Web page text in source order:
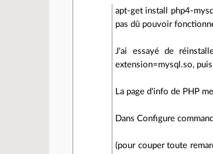
apt-get install php4-
pas dû pouvoir
J'ai essayé de
extension=mysql.so,
La page d'info de PHP
Dans Configure
(pour couper toute